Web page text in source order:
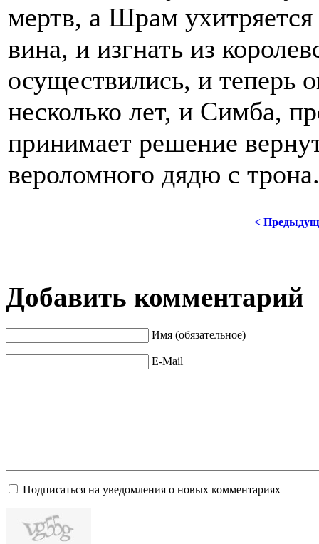
мертв, а Шрам
вина, и изгнать из
осуществились, и теперь
несколько лет, и Симба,
принимает решение
вероломного дядю с трона.
<
Добавить комментарий
Имя (обязательное)
E-Mail
Подписаться на уведомления о новых комментариях